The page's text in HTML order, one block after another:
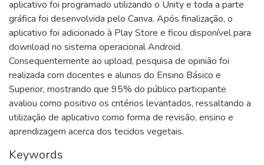
aplicativo foi programado utilizando o Unity e toda a parte
gráfica foi desenvolvida pelo Canva. Após finalização, o
aplicativo foi adicionado à Play Store e ficou disponível para
download no sistema operacional Android.
Consequentemente ao upload, pesquisa de opinião foi
realizada com docentes e alunos do Ensino Básico e
Superior, mostrando que 95% do público participante
avaliou como positivo os critérios levantados, ressaltando a
utilização de aplicativo como forma de revisão, ensino e
aprendizagem acerca dos tecidos vegetais.
Keywords